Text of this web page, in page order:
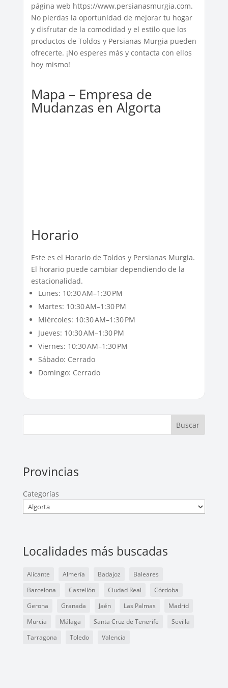
página web https://www.persianasmurgia.com.
No pierdas la oportunidad de mejorar tu hogar
y disfrutar de la comodidad y el estilo que los
productos de Toldos y Persianas Murgia pueden
ofrecerte. ¡No esperes más y contacta con ellos
hoy mismo!
Mapa – Empresa de
Mudanzas en Algorta
Horario
Este es el Horario de Toldos y Persianas Murgia.
El horario puede cambiar dependiendo de la
estacionalidad.
Lunes: 10:30 AM–1:30 PM
Martes: 10:30 AM–1:30 PM
Miércoles: 10:30 AM–1:30 PM
Jueves: 10:30 AM–1:30 PM
Viernes: 10:30 AM–1:30 PM
Sábado: Cerrado
Domingo: Cerrado
Buscar
Provincias
Categorías
Localidades más buscadas
Alicante Almería Badajoz
Baleares
Barcelona
Castellón Ciudad Real
Córdoba
Gerona
Granada Jaén Las Palmas
Madrid
Murcia
Málaga Santa Cruz de Tenerife
Sevilla
Tarragona
Toledo Valencia